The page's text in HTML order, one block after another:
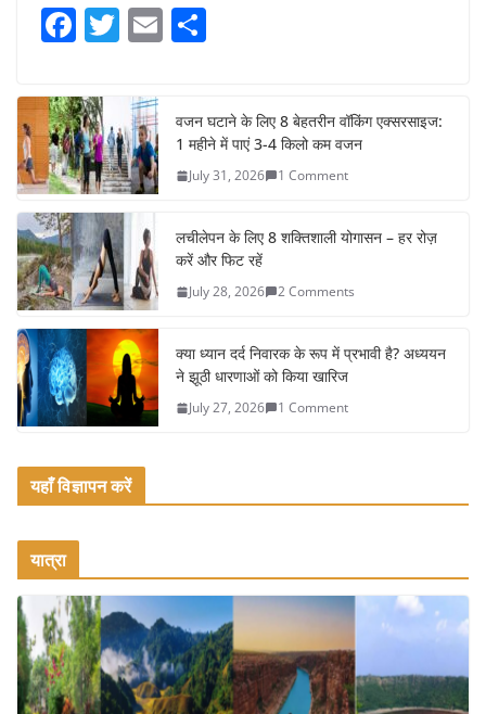
F
c
e
b
o
o
k
T
itt
er
E
e
वजन घटाने के लिए 8 बेहतरीन वॉकिंग एक्सरसाइज:
1 महीने में पाएं 3-4 किलो कम वजन
July 31, 2026 1 Comment
लचीलेपन के लिए 8 शक्तिशाली योगासन – हर रोज़
करें और फिट रहें
July 28, 2026 2 Comments
क्या ध्यान दर्द निवारक के रूप में प्रभावी है? अध्ययन
ने झूठी धारणाओं को किया खारिज
July 27, 2026 1 Comment
यहाँ विज्ञापन करें
यात्रा